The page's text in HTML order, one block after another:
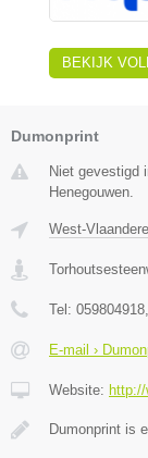
BEKIJK
Dumonprint
Niet gevestigd
Henegouwen.
West-
Tel: 059804918
E-mail ›
Website:
Dumonprint is